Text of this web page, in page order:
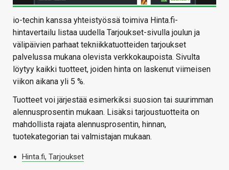
io-techin kanssa yhteistyössä toimiva Hinta.fi-
hintavertailu listaa uudella Tarjoukset-sivulla joulun ja
välipäivien parhaat tekniikkatuotteiden tarjoukset
palvelussa mukana olevista verkkokaupoista. Sivulta
löytyy kaikki tuotteet, joiden hinta on laskenut viimeisen
viikon aikana yli 5 %.
Tuotteet voi järjestää esimerkiksi suosion tai suurimman
alennusprosentin mukaan. Lisäksi tarjoustuotteita on
mahdollista rajata alennusprosentin, hinnan,
tuotekategorian tai valmistajan mukaan.
Hinta.fi, Tarjoukset